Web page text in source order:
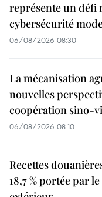
représente un défi
cybersécurité
06/08/2026 08:30
La mécanisation
nouvelles
coopération sino-
06/08/2026 08:10
Recettes
18,7 % portée par